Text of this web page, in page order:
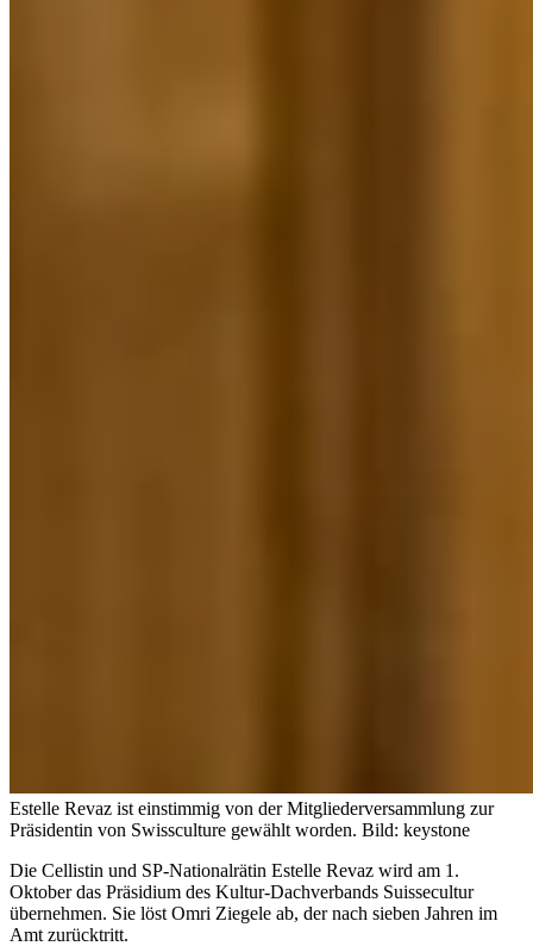
Estelle Revaz ist einstimmig von der Mitgliederversammlung zur
Präsidentin von Swissculture gewählt worden. Bild: keystone
Die Cellistin und SP-Nationalrätin Estelle Revaz wird am 1.
Oktober das Präsidium des Kultur-Dachverbands Suissecultur
übernehmen. Sie löst Omri Ziegele ab, der nach sieben Jahren im
Amt zurücktritt.